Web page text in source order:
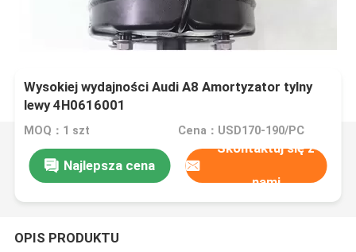
Wysokiej wydajności Audi A8 Amortyzator tylny
lewy 4H0616001
MOQ：1 szt Cena：USD170-190/PC
Najlepsza cena
Skontaktuj się z
nami
OPIS PRODUKTU